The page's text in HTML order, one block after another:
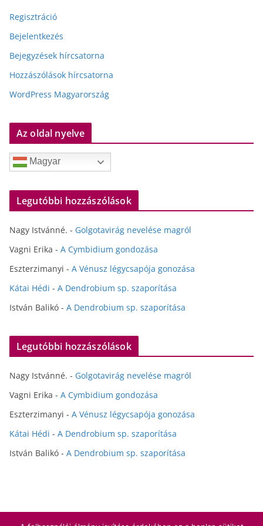
Regisztráció
Bejelentkezés
Bejegyzések hírcsatorna
Hozzászólások hírcsatorna
WordPress Magyarország
Az oldal nyelve
Magyar
Legutóbbi hozzászólások
Nagy Istvánné. - Golgotavirág nevelése magról
Vagni Erika - A Cymbidium gondozása
Eszterzimanyi - A Vénusz légycsapója gonozása
Kátai Hédi - A Dendrobium sp. szaporítása
István Balikó - A Dendrobium sp. szaporítása
Legutóbbi hozzászólások
Nagy Istvánné. - Golgotavirág nevelése magról
Vagni Erika - A Cymbidium gondozása
Eszterzimanyi - A Vénusz légycsapója gonozása
Kátai Hédi - A Dendrobium sp. szaporítása
István Balikó - A Dendrobium sp. szaporítása